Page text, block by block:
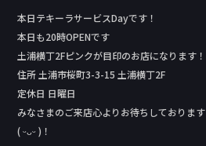
本日テキーラサービスDay‬です！
本日も20時OPENです
土浦横丁2Fピンクが目印のお店になります！
住所 土浦市桜町3-3-15 土浦横丁2F
定休日 日曜日
みなさまのご来店心よりお待ちしております
( ᵕᴗᵕ )！